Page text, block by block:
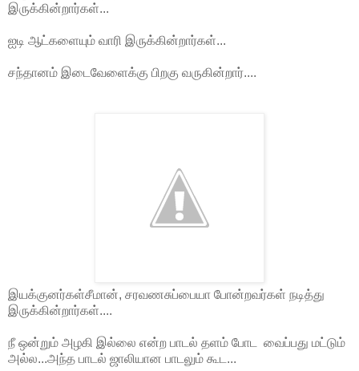
இருக்கின்றார்கள்...
ஐடி ஆட்களையும் வாரி இருக்கின்றார்கள்...
சந்தானம் இடைவேளைக்கு பிறகு வருகின்றார்....
இயக்குனர்கள்சீமான், சரவணசுப்பையா போன்றவர்கள் நடித்து
இருக்கின்றார்கள்....
நீ ஒன்றும் அழகி இல்லை என்ற பாடல் தளம் போட வைப்பது மட்டும்
அல்ல...அந்த பாடல் ஜாலியான பாடலும் கூட...